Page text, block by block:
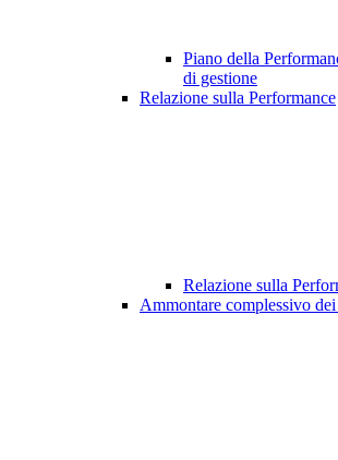
Piano della
di gestione
Relazione sulla Performance
Relazione sulla
Ammontare complessivo